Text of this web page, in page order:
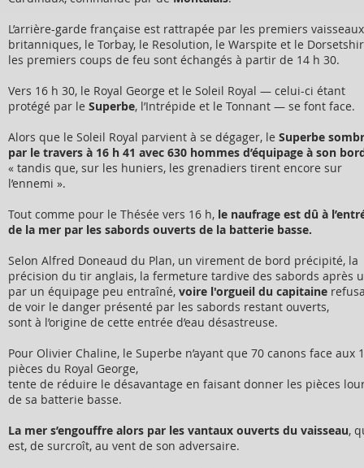
L’arrière-garde française est rattrapée par les premiers vaisseaux
britanniques, le Torbay, le Resolution, le Warspite et le
les premiers coups de feu sont échangés à partir de 14 h 30.
Vers 16 h 30, le Royal George et le Soleil Royal — celui-ci étant
protégé par le Superbe, l’Intrépide et le Tonnant — se font face.
Alors que le Soleil Royal parvient à se dégager, le Superbe
par le travers à 16 h 41 avec 630 hommes d’équipage à son
« tandis que, sur les huniers, les grenadiers tirent encore sur
l’ennemi ».
Tout comme pour le Thésée vers 16 h, le naufrage est dû à
de la mer par les sabords ouverts de la batterie basse.
Selon Alfred Doneaud du Plan, un virement de bord précipité, la
précision du tir anglais, la fermeture tardive des sabords après
par un équipage peu entraîné, voire l'orgueil du capitaine
de voir le danger présenté par les sabords restant ouverts,
sont à l’origine de cette entrée d’eau désastreuse.
Pour Olivier Chaline, le Superbe n’ayant que 70 canons face aux
pièces du Royal George,
tente de réduire le désavantage en faisant donner les pièces
de sa batterie basse.
La mer s’engouffre alors par les vantaux ouverts du vaisseau,
est, de surcroît, au vent de son adversaire.